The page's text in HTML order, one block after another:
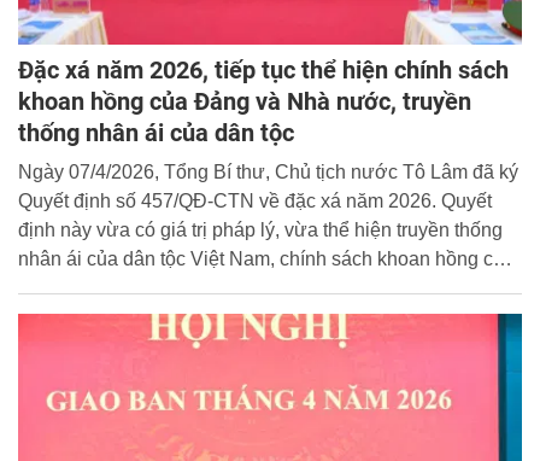
Đặc xá năm 2026, tiếp tục thể hiện chính sách
khoan hồng của Đảng và Nhà nước, truyền
thống nhân ái của dân tộc
Ngày 07/4/2026, Tổng Bí thư, Chủ tịch nước Tô Lâm đã ký
Quyết định số 457/QĐ-CTN về đặc xá năm 2026. Quyết
định này vừa có giá trị pháp lý, vừa thể hiện truyền thống
nhân ái của dân tộc Việt Nam, chính sách khoan hồng của
tạo tiến bộ, đồng thời khuyến khích người bị kết án đang
chấp hành án phạt tù ăn năn hối cải, tích cực học tập, lao
nước, phấn đấu, rèn luyện trở thành người có ích cho gia